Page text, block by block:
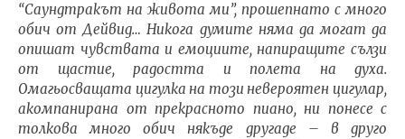
“Саундтракът на живота ми”, прошепнато с много
обич от Дейвид… Никога думите няма да могат да
опишат чувствата и емоциите, напиращите сълзи
от щастие, радостта и полета на духа.
Омагьосващата цигулка на този невероятен цигулар,
акомпанирана от прекрасното пиано, ни понесе с
толкова много обич някъде другаде – в друго